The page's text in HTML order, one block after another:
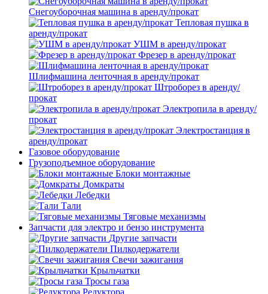
Снегоуборочная машина в аренду/прокат
Тепловая пушка в
аренду/прокат
УШМ в аренду/прокат
Фрезер в аренду/прокат
Шлифмашина ленточная в аренду/прокат
Штроборез в аренду/
прокат
Электропила в аренду/
прокат
Электростанция в
аренду/прокат
Газовое оборудование
Грузоподъемное оборудование
Блоки монтажные
Домкраты
Лебедки
Тали
Тяговые механизмы
Запчасти для электро и бензо инструмента
Другие запчасти
Пилкодержатели
Свечи зажигания
Крыльчатки
Тросы газа
Редуктора